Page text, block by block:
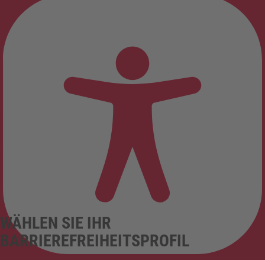
WÄHLEN SIE IHR
BARRIEREFREIHEITSPROFIL